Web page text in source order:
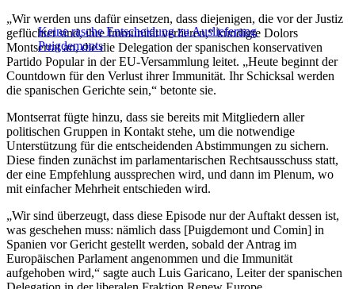
Keine rasche Entscheidung zu Auslieferung
Puigdemonts
„Wir werden uns dafür einsetzen, dass diejenigen, die vor der Justiz
geflüchtet sind, ihre Immunität verlieren,“ kündigte Dolors
Montserrat an, die die Delegation der spanischen konservativen
Partido Popular in der EU-Versammlung leitet. „Heute beginnt der
Countdown für den Verlust ihrer Immunität. Ihr Schicksal werden
die spanischen Gerichte sein,“ betonte sie.
Montserrat fügte hinzu, dass sie bereits mit Mitgliedern aller
politischen Gruppen in Kontakt stehe, um die notwendige
Unterstützung für die entscheidenden Abstimmungen zu sichern.
Diese finden zunächst im parlamentarischen Rechtsausschuss statt,
der eine Empfehlung aussprechen wird, und dann im Plenum, wo
mit einfacher Mehrheit entschieden wird.
„Wir sind überzeugt, dass diese Episode nur der Auftakt dessen ist,
was geschehen muss: nämlich dass [Puigdemont und Comin] in
Spanien vor Gericht gestellt werden, sobald der Antrag im
Europäischen Parlament angenommen und die Immunität
aufgehoben wird,“ sagte auch Luis Garicano, Leiter der spanischen